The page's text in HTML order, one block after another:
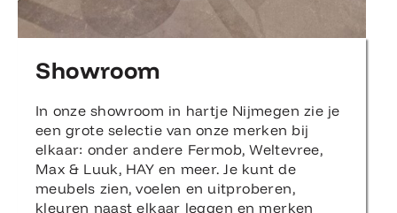
Showroom
In onze showroom in hartje Nijmegen zie je
een grote selectie van onze merken bij
elkaar: onder andere Fermob, Weltevree,
Max & Luuk, HAY en meer. Je kunt de
meubels zien, voelen en uitproberen,
kleuren naast elkaar leggen en merken